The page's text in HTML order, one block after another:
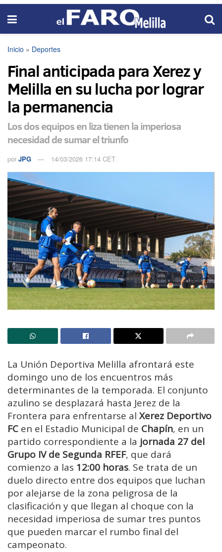
Inicio » Deportes
Final anticipada para Xerez y
Melilla en su lucha por lograr
la permanencia
Los dos equipos en liza tienen la imperiosa
necesidad de sumar el triunfo
por JPG 14/03/2026 17:14 CET
La Unión Deportiva Melilla afrontará este
domingo uno de los encuentros más
determinantes de la temporada. El conjunto
azulino se desplazará hasta Jerez de la
Frontera para enfrentarse al Xerez Deportivo
FC en el Estadio Municipal de Chapín, en un
partido correspondiente a la jornada 27 del
Grupo IV de Segunda RFEF, que dará
comienzo a las 12:00 horas. Se trata de un
duelo directo entre dos equipos que luchan
por alejarse de la zona peligrosa de la
clasificación y que llegan al choque con la
necesidad imperiosa de sumar tres puntos
que pueden marcar el rumbo final del
campeonato.